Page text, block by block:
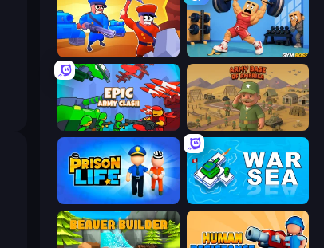
Craft and Battle Gym Boss
Epic Army Clash Army Base Of America
Prison Life War Sea